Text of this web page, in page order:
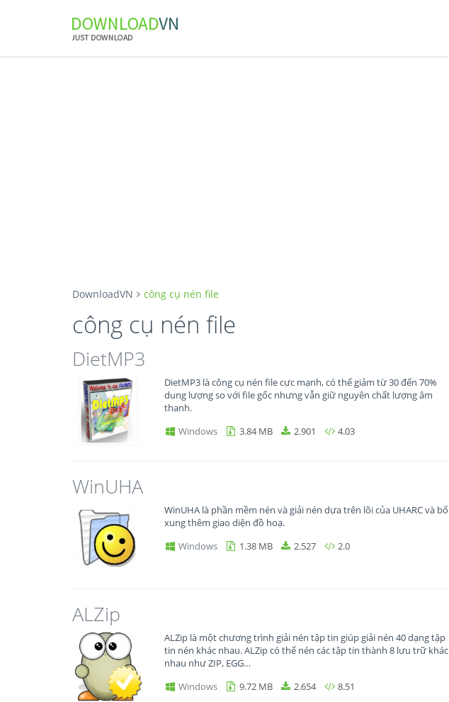
DownloadVN công cụ nén file
công cụ nén file
DietMP3
DietMP3 là công cụ nén file cực mạnh, có thể giảm từ 30 đến 70%
dung lượng so với file gốc nhưng vẫn giữ nguyên chất lượng âm
thanh.
Windows
3.84 MB 2.901 4.03
WinUHA
WinUHA là phần mềm nén và giải nén dựa trên lõi của UHARC và bổ
xung thêm giao diện đồ hoạ.
Windows
1.38 MB 2.527 2.0
ALZip
ALZip là một chương trình giải nén tập tin giúp giải nén 40 dạng tập
tin nén khác nhau. ALZip có thể nén các tập tin thành 8 lưu trữ khác
nhau như ZIP, EGG…
Windows
9.72 MB 2.654 8.51